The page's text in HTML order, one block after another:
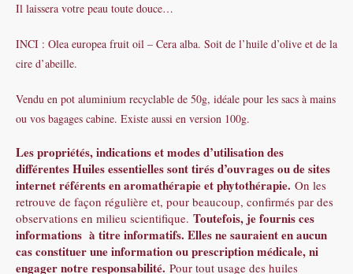
Il laissera votre peau toute douce…
INCI : Olea europea fruit oil – Cera alba. Soit de l’huile d’olive et de la
cire d’abeille.
Vendu en pot aluminium recyclable de 50g, idéale pour les sacs à mains
ou vos bagages cabine. Existe aussi en version 100g.
Les propriétés, indications et modes d’utilisation des
différentes Huiles essentielles sont tirés d’ouvrages ou de sites
internet référents en aromathérapie et phytothérapie. On les
retrouve de façon régulière et, pour beaucoup, confirmés par des
observations en milieu scientifique. Toutefois, je fournis ces
informations à titre informatifs. Elles ne sauraient en aucun
cas constituer une information ou prescription médicale, ni
engager notre responsabilité. Pour tout usage des huiles